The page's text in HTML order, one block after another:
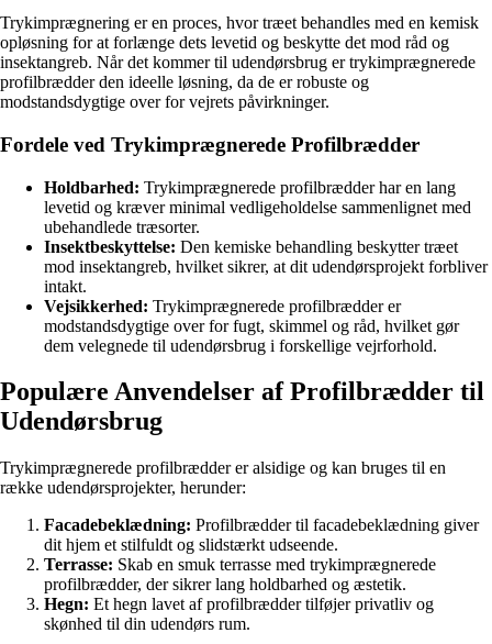
Trykimprægnering er en proces, hvor træet behandles med en kemisk
opløsning for at forlænge dets levetid og beskytte det mod råd og
insektangreb. Når det kommer til udendørsbrug er trykimprægnerede
profilbrædder den ideelle løsning, da de er robuste og
modstandsdygtige over for vejrets påvirkninger.
Fordele ved Trykimprægnerede Profilbrædder
Holdbarhed: Trykimprægnerede profilbrædder har en lang
levetid og kræver minimal vedligeholdelse sammenlignet med
ubehandlede træsorter.
Insektbeskyttelse: Den kemiske behandling beskytter træet
mod insektangreb, hvilket sikrer, at dit udendørsprojekt forbliver
intakt.
Vejsikkerhed: Trykimprægnerede profilbrædder er
modstandsdygtige over for fugt, skimmel og råd, hvilket gør
dem velegnede til udendørsbrug i forskellige vejrforhold.
Populære Anvendelser af Profilbrædder til
Udendørsbrug
Trykimprægnerede profilbrædder er alsidige og kan bruges til en
række udendørsprojekter, herunder:
Facadebeklædning: Profilbrædder til facadebeklædning giver
dit hjem et stilfuldt og slidstærkt udseende.
Terrasse: Skab en smuk terrasse med trykimprægnerede
profilbrædder, der sikrer lang holdbarhed og æstetik.
Hegn: Et hegn lavet af profilbrædder tilføjer privatliv og
skønhed til din udendørs rum.